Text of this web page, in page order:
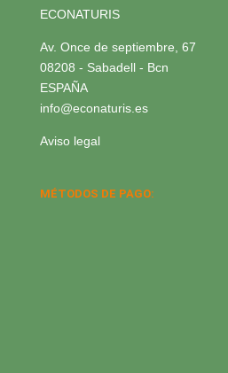
ECONATURIS
Av. Once de septiembre, 67
08208 - Sabadell - Bcn
ESPAÑA
info@econaturis.es
Aviso legal
MÉTODOS DE PAGO: